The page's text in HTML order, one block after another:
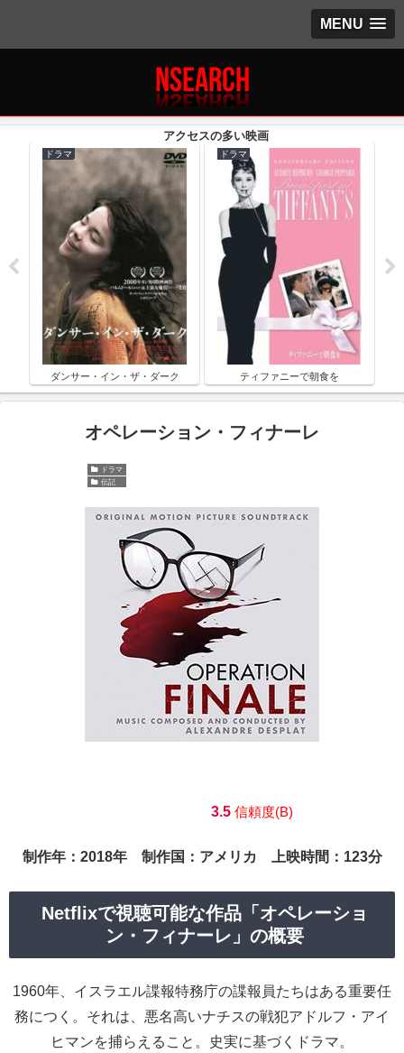
MENU
ドラマ
ダンサー・イン・ザ・ダーク
ドラマ
ティファニーで朝食を
オペレーション・フィナーレ
ドラマ
伝記
3.5信頼度(B)
制作年：2018年 制作国：アメリカ 上映時間：123分
Netflixで視聴可能な作品「オペレーショ
ン・フィナーレ」の概要
1960年、イスラエル諜報特務庁の諜報員たちはある重要任
務につく。それは、悪名高いナチスの戦犯アドルフ・アイ
ヒマンを捕らえること。史実に基づくドラマ。